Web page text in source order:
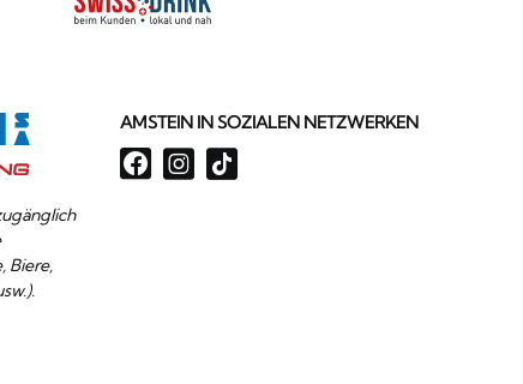
Biere,
AMSTEIN IN SOZIALEN NETZWERKEN